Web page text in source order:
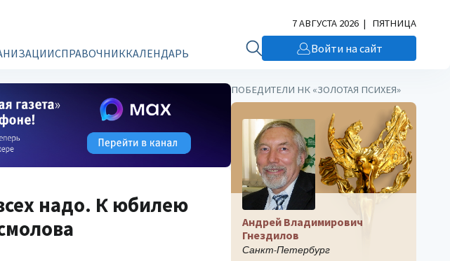
СПРАВОЧНИККАЛЕНДАРЬ
7 АВГУСТА 2026 | ПЯТНИЦА
Войти на сайт
надо. К юбилею
ПОБЕДИТЕЛИ НК «ЗОЛОТАЯ ПСИХЕЯ»
Андрей Владимирович
Гнездилов
Санкт-Петербург